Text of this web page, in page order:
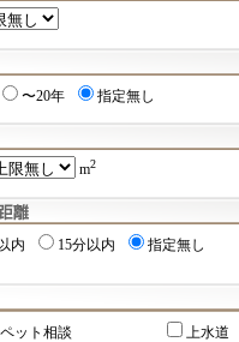
〜20年 指定無し
m2
内 15分以内 指定無し
ペット相談 上水道